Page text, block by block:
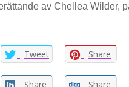
av Chellea Wilder,
Tweet Share
Share Share